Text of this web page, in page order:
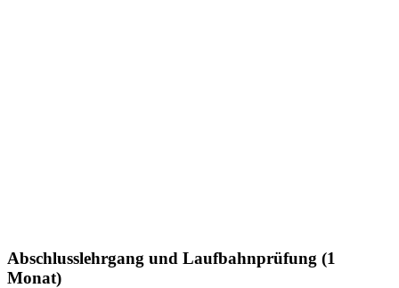
Abschlusslehrgang und Laufbahnprüfung (1
Monat)